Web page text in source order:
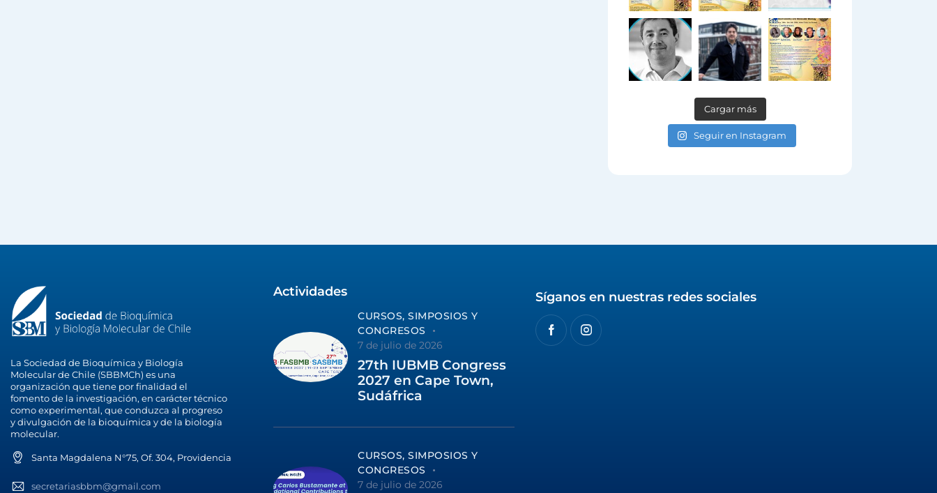
Cargar más
Seguir en Instagram
La Sociedad de Bioquímica y Biología
Molecular de Chile (SBBMCh) es una
organización que tiene por finalidad el
fomento de la investigación, en carácter técnico
como experimental, que conduzca al progreso
y divulgación de la bioquímica y de la biología
molecular.
Santa Magdalena N°75, Of. 304, Providencia
secretariasbbm@gmail.com
Actividades
CURSOS, SIMPOSIOS Y
CONGRESOS
7 de julio de 2026
27th IUBMB Congress
2027 en Cape Town,
Sudáfrica
CURSOS, SIMPOSIOS Y
CONGRESOS
7 de julio de 2026
Síganos en nuestras redes sociales